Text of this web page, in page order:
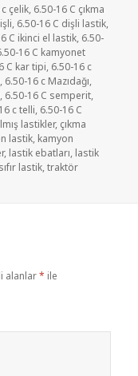
çelik, 6.50-16 C çıkma
, 6.50-16 C dişli lastik,
C ikinci el lastik, 6.50-
16 C kamyonet
C kar tipi, 6.50-16 c
, 6.50-16 c Mazıdağı,
, 6.50-16 C semperit,
c telli, 6.50-16 C
lastikler, çıkma
lastik, kamyon
, lastik ebatları, lastik
sıfır lastik,traktör
alanlar* ile